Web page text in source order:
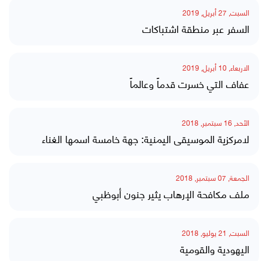
السبت, 27 أبريل, 2019
السفر عبر منطقة اشتباكات
الاربعاء, 10 أبريل, 2019
عفاف التي خسرت قدماً وعالماً
الأحد, 16 سبتمبر, 2018
لامركزية الموسيقى اليمنية: جهة خامسة اسمها الغناء
الجمعة, 07 سبتمبر, 2018
ملف مكافحة الإرهاب يثير جنون أبوظبي
السبت, 21 يوليو, 2018
اليهودية والقومية